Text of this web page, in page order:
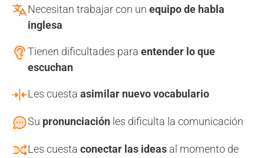
Necesitan trabajar con un equipo de habla
inglesa
Tienen dificultades para entender lo que
escuchan
Les cuesta asimilar nuevo vocabulario
Su pronunciación les dificulta la comunicación
Les cuesta conectar las ideas al momento de